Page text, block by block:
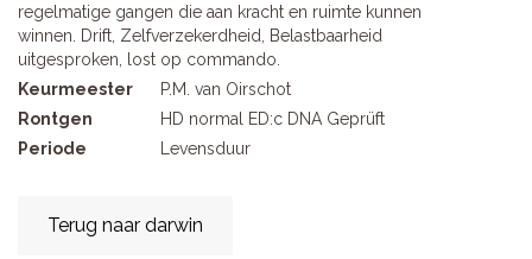
regelmatige gangen die aan kracht en ruimte kunnen
winnen. Drift, Zelfverzekerdheid, Belastbaarheid
uitgesproken, lost op commando.
Keurmeester
P.M. van Oirschot
Rontgen
HD normal ED:c DNA Geprüft
Periode
Levensduur
Terug naar darwin